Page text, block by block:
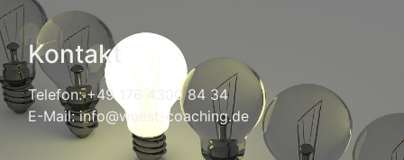
Kontakt
Telefon: +49 176 4300 84 34
E-Mail: info@wuest-coaching.de